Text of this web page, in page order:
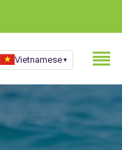
Vietnamese▾